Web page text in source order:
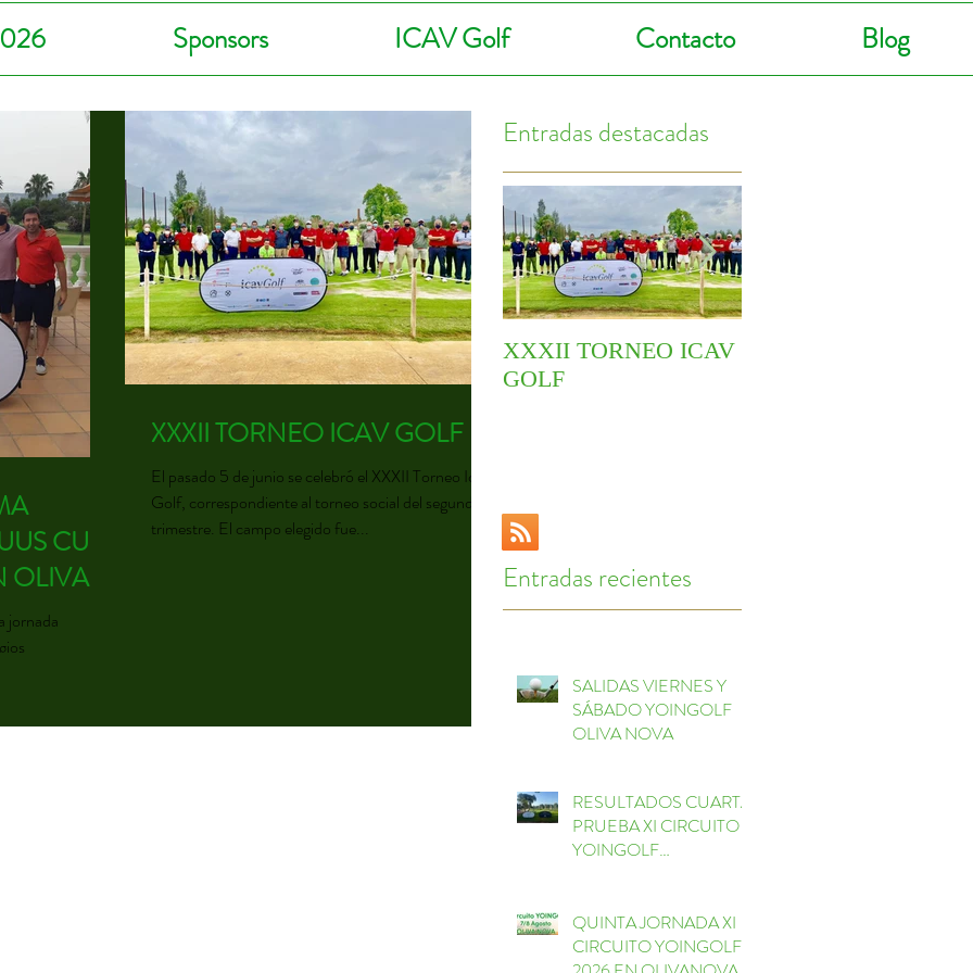
Sponsors ICAV Golf Contacto Blog
CUP
OLIVA
XXXII TORNEO ICAV GOLF
El pasado 5 de junio se celebró el XXXII Torneo Icav
Golf, correspondiente al torneo social del segundo
trimestre. El campo elegido fue...
Entradas destacadas
XXXII TORNEO ICAV
GOLF
Entradas recientes
SALIDAS VIERNES Y
SÁBADO YOINGOLF
OLIVA NOVA
RESULTADOS CUARTA
PRUEBA XI CIRCUITO
YOINGOLF
QUINTA JORNADA XI
CIRCUITO YOINGOLF